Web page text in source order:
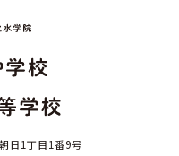
日1丁目1番9号